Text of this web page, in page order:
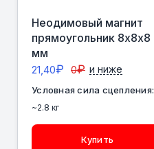
Неодимовый магнит
прямоугольник 8х8х8
мм
21,40₽ 0₽ и ниже
Условная сила сцепления:
~2.8 кг
Купить